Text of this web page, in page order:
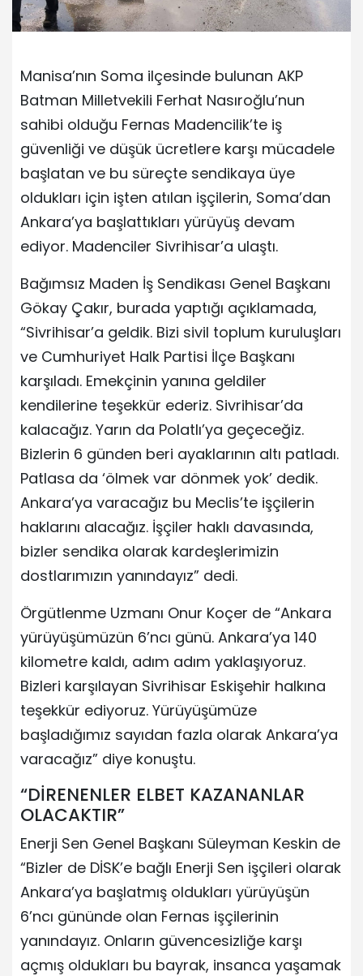
Manisa’nın Soma ilçesinde bulunan AKP
Batman Milletvekili Ferhat Nasıroğlu’nun
sahibi olduğu Fernas Madencilik’te iş
güvenliği ve düşük ücretlere karşı mücadele
başlatan ve bu süreçte sendikaya üye
oldukları için işten atılan işçilerin, Soma’dan
Ankara’ya başlattıkları yürüyüş devam
ediyor. Madenciler Sivrihisar’a ulaştı.
Bağımsız Maden İş Sendikası Genel Başkanı
Gökay Çakır, burada yaptığı açıklamada,
“Sivrihisar’a geldik. Bizi sivil toplum kuruluşları
ve Cumhuriyet Halk Partisi İlçe Başkanı
karşıladı. Emekçinin yanına geldiler
kendilerine teşekkür ederiz. Sivrihisar’da
kalacağız. Yarın da Polatlı’ya geçeceğiz.
Bizlerin 6 günden beri ayaklarının altı patladı.
Patlasa da ‘ölmek var dönmek yok’ dedik.
Ankara’ya varacağız bu Meclis’te işçilerin
haklarını alacağız. İşçiler haklı davasında,
bizler sendika olarak kardeşlerimizin
dostlarımızın yanındayız” dedi.
Örgütlenme Uzmanı Onur Koçer de “Ankara
yürüyüşümüzün 6’ncı günü. Ankara’ya 140
kilometre kaldı, adım adım yaklaşıyoruz.
Bizleri karşılayan Sivrihisar Eskişehir halkına
teşekkür ediyoruz. Yürüyüşümüze
başladığımız sayıdan fazla olarak Ankara’ya
varacağız” diye konuştu.
“DİRENENLER ELBET KAZANANLAR
OLACAKTIR”
Enerji Sen Genel Başkanı Süleyman Keskin de
“Bizler de DİSK’e bağlı Enerji Sen işçileri olarak
Ankara’ya başlatmış oldukları yürüyüşün
6’ncı gününde olan Fernas işçilerinin
yanındayız. Onların güvencesizliğe karşı
açmış oldukları bu bayrak, insanca yaşamak